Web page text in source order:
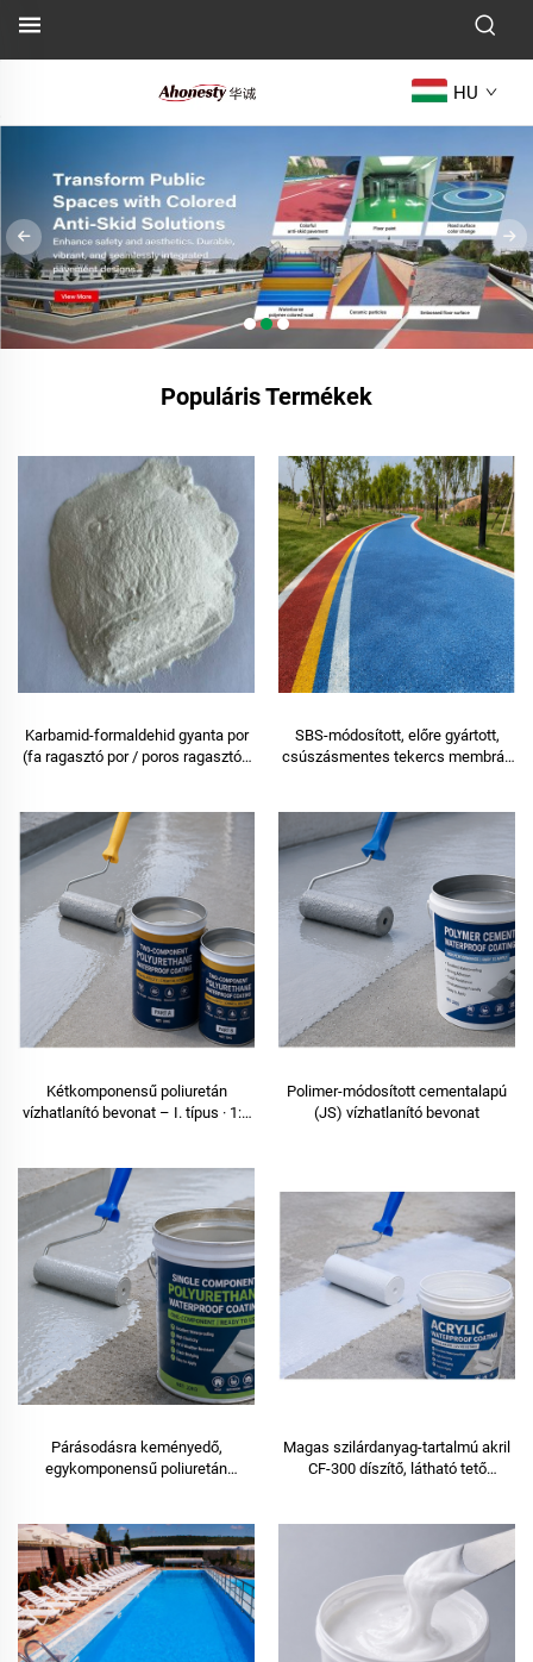
HU
Populáris Termékek
Karbamid-formaldehid gyanta por
(fa ragasztó por / poros ragasztó),
rétegelt lemez, finomfalemez,
környezetbarát lemez,
furnérborításos forgácslemez stb.
készítéséhez.
SBS-módosított, előre gyártott,
csúszásmentes tekercs membrán
telepítéshez
Kétkomponensű poliuretán
vízhatlanító bevonat – I. típus · 1:1
alkalmazható · B₂-E osztályozás
Polimer-módosított cementalapú
(JS) vízhatlanító bevonat
Párásodásra keményedő,
egykomponensű poliuretán
alkalmazható
Magas szilárdanyag-tartalmú akril
CF-300 díszítő, látható tető